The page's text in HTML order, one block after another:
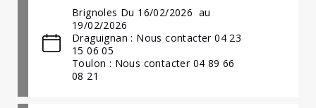
Brignoles Du 16/02/2026 au
19/02/2026
Draguignan : Nous contacter 04 23
15 06 05
Toulon : Nous contacter 04 89 66
08 21